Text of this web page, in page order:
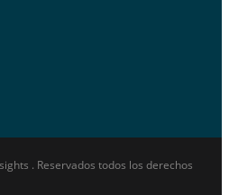
. Reservados todos los derechos